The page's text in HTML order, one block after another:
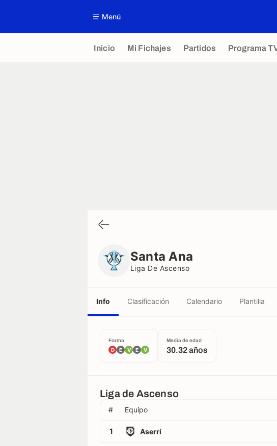
Menú
Inicio Mi Fichajes Partidos Programa
Santa Ana
Liga De Ascenso
Info Clasificación Calendario Plantilla
Forma
D E V E V
Media de edad
30.32 años
Liga de Ascenso
# Equipo
1 Aserrí